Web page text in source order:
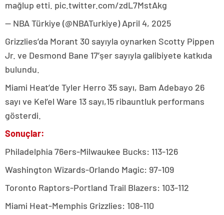
mağlup etti. pic.twitter.com/zdL7MstAkg
— NBA Türkiye (@NBATurkiye) April 4, 2025
Grizzlies’da Morant 30 sayıyla oynarken Scotty Pippen
Jr. ve Desmond Bane 17’şer sayıyla galibiyete katkıda
bulundu.
Miami Heat’de Tyler Herro 35 sayı, Bam Adebayo 26
sayı ve Kel’el Ware 13 sayı,15 ribauntluk performans
gösterdi.
Sonuçlar:
Philadelphia 76ers-Milwaukee Bucks: 113-126
Washington Wizards-Orlando Magic: 97-109
Toronto Raptors-Portland Trail Blazers: 103-112
Miami Heat-Memphis Grizzlies: 108-110